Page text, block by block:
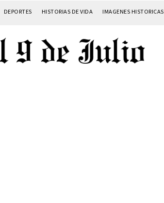
DEPORTES HISTORIAS DE VIDA IMAGENES HISTORICAS